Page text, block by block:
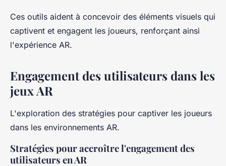
Ces outils aident à concevoir des éléments visuels qui
captivent et engagent les joueurs, renforçant ainsi
l'expérience AR.
Engagement des utilisateurs dans les
jeux AR
L'exploration des stratégies pour captiver les joueurs
dans les environnements AR.
Stratégies pour accroître l'engagement des
utilisateurs en AR